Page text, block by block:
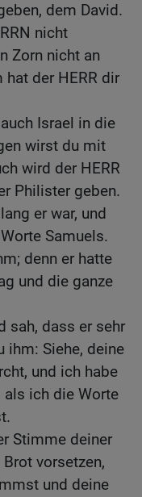
dem David.
nicht
Zorn nicht an
der HERR dir
Israel in die
wirst du mit
wird der HERR
Philister geben.
er war, und
Samuels.
denn er hatte
und die ganze
sah, dass er sehr
ihm: Siehe, deine
und ich habe
als ich die Worte
Stimme deiner
vorsetzen,
und deine